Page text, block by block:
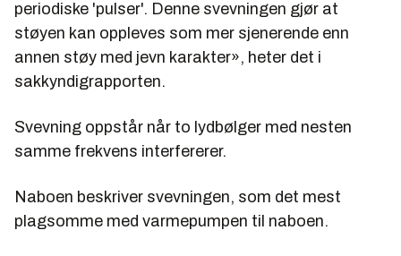
periodiske 'pulser'. Denne svevningen gjør at
støyen kan oppleves som mer sjenerende enn
annen støy med jevn karakter», heter det i
sakkyndigrapporten.
Svevning oppstår når to lydbølger med nesten
samme frekvens interfererer.
Naboen beskriver svevningen, som det mest
plagsomme med varmepumpen til naboen.